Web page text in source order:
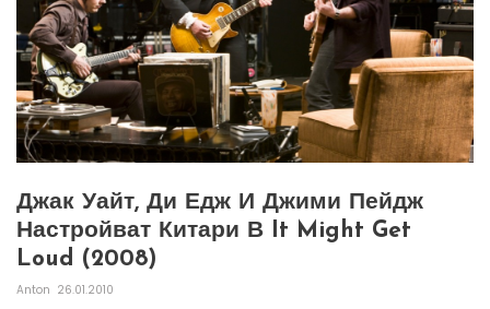
Джак Уайт, Ди Едж И Джими Пейдж
Настройват Китари В It Might Get
Loud (2008)
Anton 26.01.2010